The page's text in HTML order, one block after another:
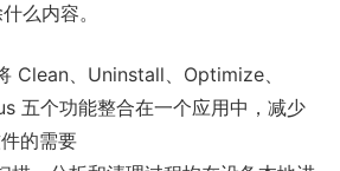
么内容。
Clean、Uninstall、Optimize、
五个功能整合在一个应用中，减少
的需要